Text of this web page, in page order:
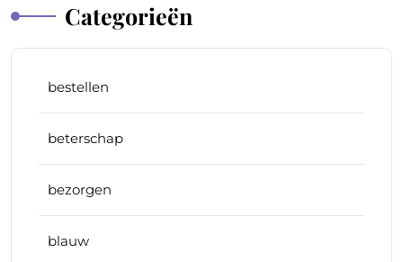
Categorieën
bestellen
beterschap
bezorgen
blauw